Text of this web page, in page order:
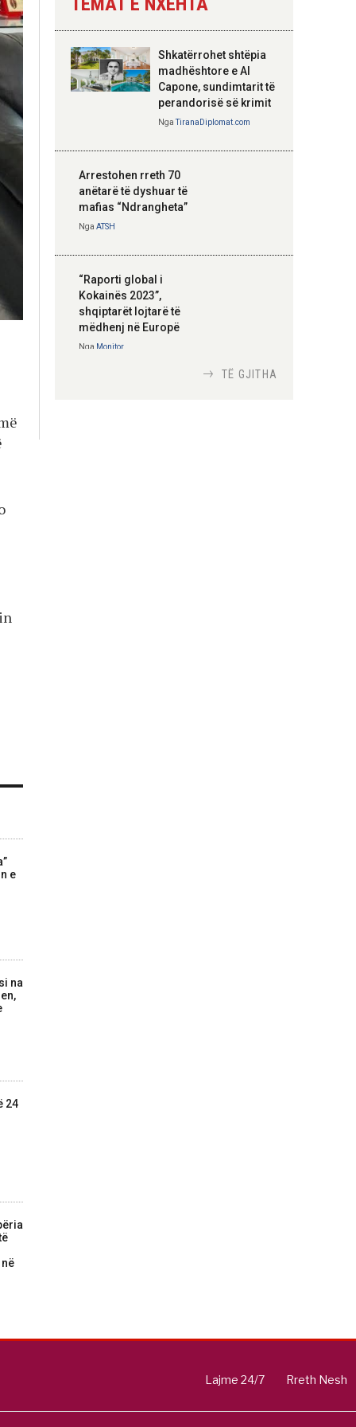
e
na
24
Hoxha takim me
zyrtarë të lartë të
DASH: Angazhim i
përbashkët për
strategjik
Shkatërrohet shtëpia
madhështore e Al
Capone, sundimtarit të
perandorisë së krimit
NgaTiranaDiplomat.com
Arrestohen rreth 70
anëtarë të dyshuar të
mafias “Ndrangheta”
Nga ATSH
“Raporti global i
Kokainës 2023”,
shqiptarët lojtarë të
mëdhenj në Europë
Nga Monitor
TË GJITHA
Lajme 24/7 Rreth Nesh